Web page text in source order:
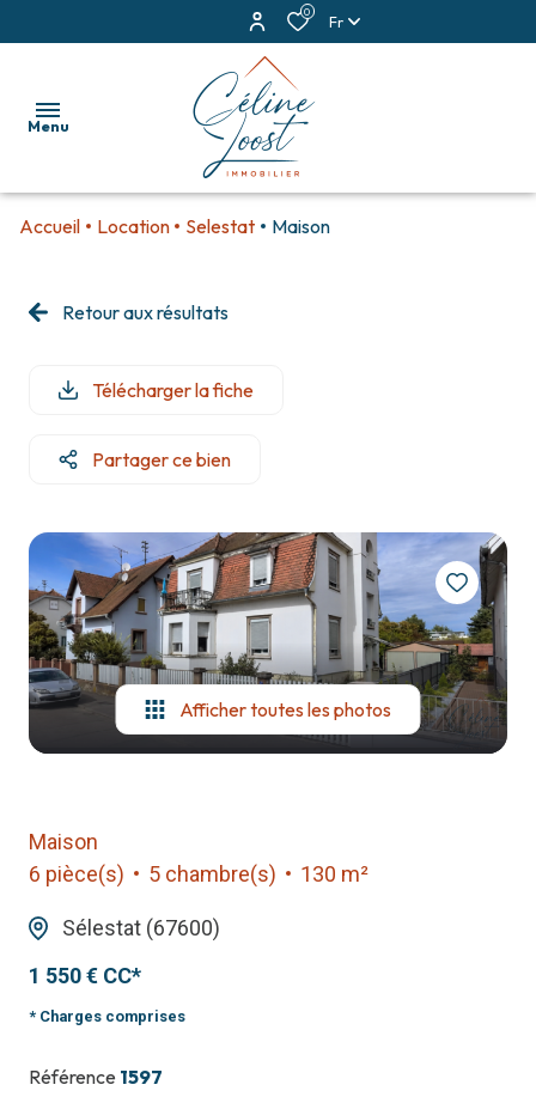
0 Fr
Menu
estimation
notre
agence
contact
Accueil Location Selestat Maison
Retour aux résultats
Télécharger la fiche
Partager ce bien
Afficher toutes les photos
Maison
6 pièce(s)
5 chambre(s) 130 m²
Sélestat (67600)
1 550 € CC*
* Charges comprises
Référence 1597